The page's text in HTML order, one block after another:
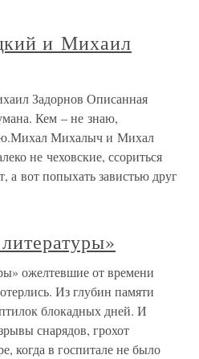
и Михаил
Задорнов Описанная
Кем – не знаю,
Михалыч и Михал
не чеховские, ссориться
а вот попыхать завистью друг
ожелтевшие от времени
Из глубин памяти
блокадных дней. И
снарядов, грохот
когда в госпитале не было